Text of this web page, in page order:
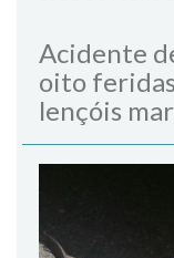
Acidente
oito
lençóis